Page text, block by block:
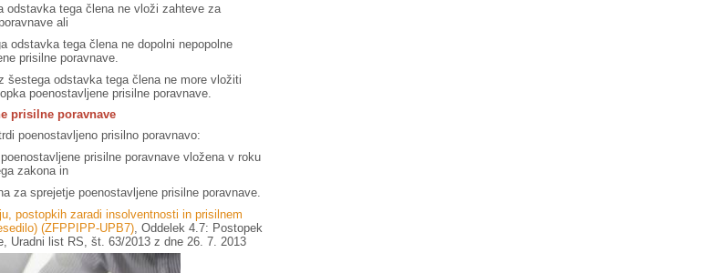
odstavka tega člena ne vloži zahteve za
ali
odstavka tega člena ne dopolni nepopolne
prisilne poravnave.
šestega odstavka tega člena ne more vložiti
poenostavljene prisilne poravnave.
prisilne poravnave
poenostavljeno prisilno poravnavo:
prisilne poravnave vložena v roku
zakona in
za sprejetje poenostavljene prisilne poravnave.
postopkih zaradi insolventnosti in prisilnem
(ZFPPIPP-UPB7) , Oddelek 4.7: Postopek
Uradni list RS, št. 63/2013 z dne 26. 7. 2013